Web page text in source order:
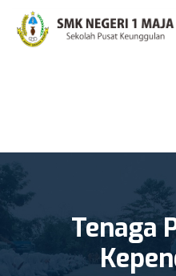
Tenaga